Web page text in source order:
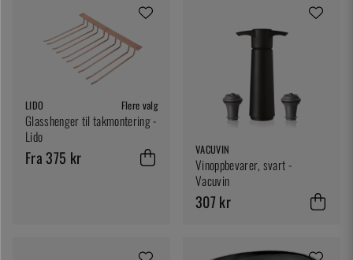
LIDO Flere valg
Glasshenger til takmontering -
Lido
Fra 375 kr VACUVIN
Vinoppbevarer, svart -
Vacuvin
307 kr